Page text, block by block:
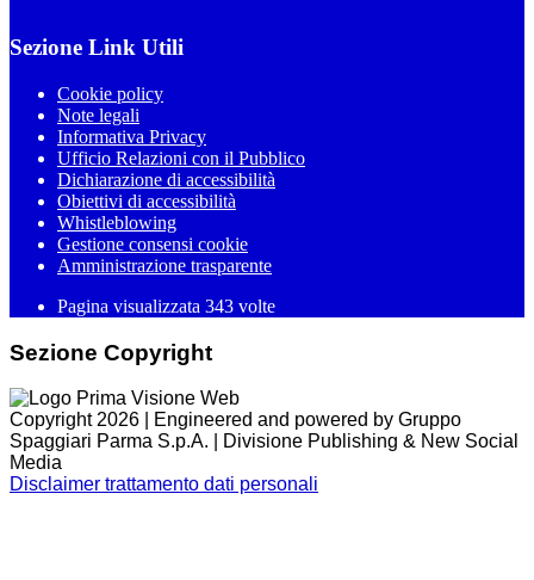
Sezione Link Utili
Cookie policy
Note legali
Informativa Privacy
Ufficio Relazioni con il Pubblico
Dichiarazione di accessibilità
Obiettivi di accessibilità
Whistleblowing
Gestione consensi cookie
Amministrazione trasparente
Pagina visualizzata 343 volte
Sezione Copyright
Copyright 2026 | Engineered and powered by Gruppo
Spaggiari Parma S.p.A. | Divisione Publishing & New Social
Media
Disclaimer trattamento dati personali